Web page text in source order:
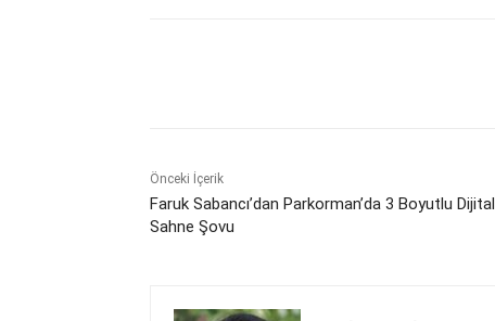
Önceki İçerik
Faruk Sabancı’dan Parkorman’da 3 Boyutlu Dijital
Sahne Şovu